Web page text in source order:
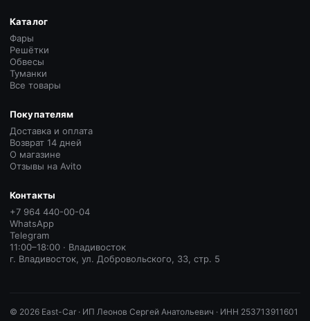
Каталог
Фары
Решётки
Обвесы
Туманки
Все товары
Покупателям
Доставка и оплата
Возврат 14 дней
О магазине
Отзывы на Avito
Контакты
+7 964 440-00-04
WhatsApp
Telegram
11:00–18:00 · Владивосток
г. Владивосток, ул. Добровольского, 33, стр. 5
© 2026 East-Car · ИП Леонов Сергей Анатольевич · ИНН 253713911601